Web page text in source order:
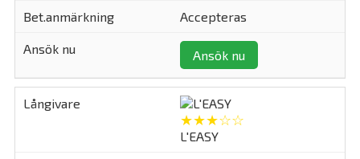
Accepteras
Ansök nu
★★★☆☆
L'EASY